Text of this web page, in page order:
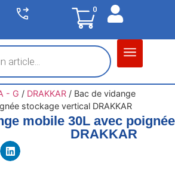
0
- G / DRAKKAR/ Bac de vidange
stockage vertical DRAKKAR
mobile 30L avec
DRAKKAR